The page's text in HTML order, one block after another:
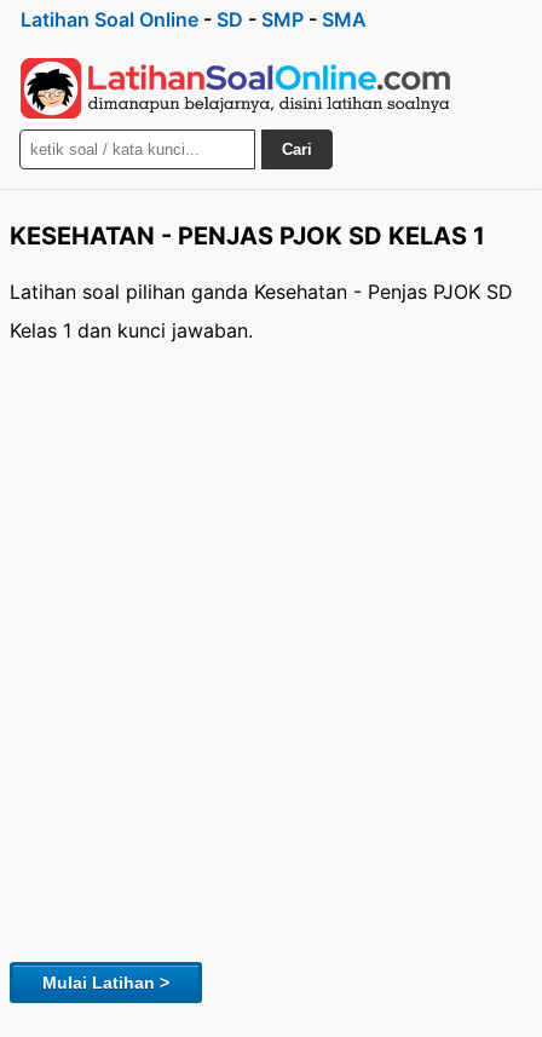
Latihan Soal Online - SD - SMP - SMA
Cari
KESEHATAN - PENJAS PJOK SD KELAS 1
Latihan soal pilihan ganda Kesehatan - Penjas PJOK SD
Kelas 1 dan kunci jawaban.
Mulai Latihan >